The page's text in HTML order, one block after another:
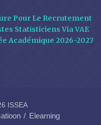
Pour Le Recrutement
Statisticiens Via VAE
Académique 2026-2027
ISSEA
Elearning